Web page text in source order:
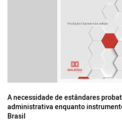
A necessidade de estândares
administrativa enquanto
Brasil